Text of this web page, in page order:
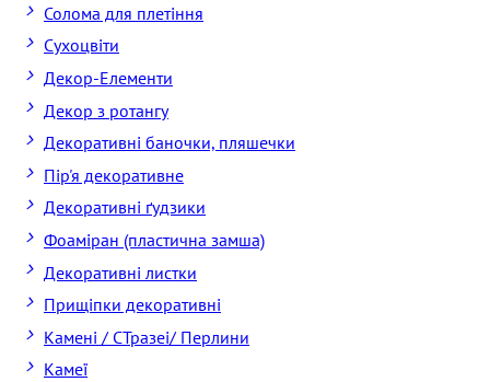
Солома для плетіння
Cухоцвіти
Декор-Елементи
Декор з ротангу
Декоративні баночки, пляшечки
Пір'я декоративне
Декоративні ґудзики
Фоаміран (пластична замша)
Декоративні листки
Прищіпки декоративні
Камені / CТразеі/ Перлини
Камеї